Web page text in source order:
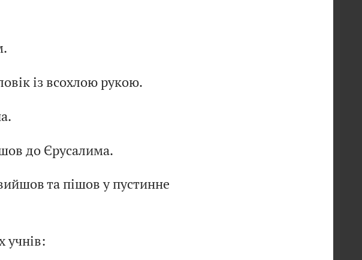
із всохлою рукою.
до Єрусалима.
та пішов у пустинне
учнів: